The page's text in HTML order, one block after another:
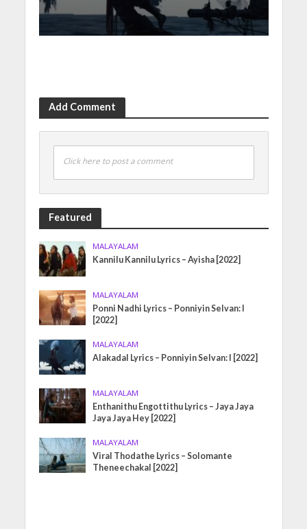
Add Comment
Click here to post a comment
Featured
MALAYALAM
Kannilu Kannilu Lyrics – Ayisha [2022]
MALAYALAM
Ponni Nadhi Lyrics – Ponniyin Selvan: I
[2022]
MALAYALAM
Alakadal Lyrics – Ponniyin Selvan: I [2022]
MALAYALAM
Enthanithu Engottithu Lyrics – Jaya Jaya
Jaya Jaya Hey [2022]
MALAYALAM
Viral Thodathe Lyrics – Solomante
Theneechakal [2022]